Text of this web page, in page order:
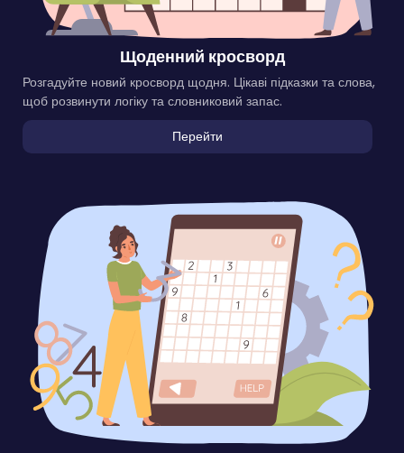
Щоденний кросворд
Розгадуйте новий кросворд щодня. Цікаві підказки та слова,
щоб розвинути логіку та словниковий запас.
Перейти